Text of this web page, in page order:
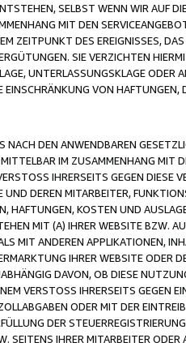
SELBST WENN WIR AUF
MIT DEN
ZEITPUNKT DES EREIGNISSES,
SIE VERZICHTEN
UNTERLASSUNGSKLAGE
VON
DEN ANWENDBAREN
IM ZUSAMMENHANG MIT
IHRERSEITS GEGEN DIESE
DEREN MITARBEITER,
HAFTUNGEN, KOSTEN UND
MIT (A) IHRER WEBSITE BZW.
MIT ANDEREN APPLIKATIONEN,
IHRER WEBSITE ODER
DAVON, OB DIESE
VERSTOSS IHRERSEITS GEGEN
ODER MIT DER
DER
SEITENS IHRER MITARBEITER